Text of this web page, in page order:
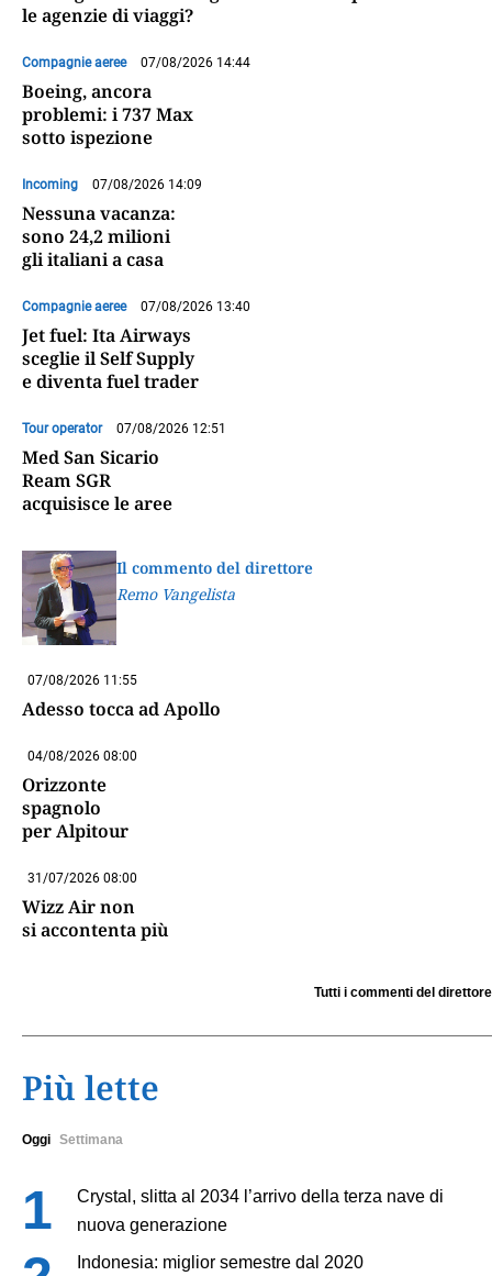
le agenzie di viaggi?
Compagnie aeree 07/08/2026 14:44
Boeing, ancora
problemi: i 737 Max
sotto ispezione
Incoming 07/08/2026 14:09
Nessuna vacanza:
sono 24,2 milioni
gli italiani a casa
Compagnie aeree 07/08/2026 13:40
Jet fuel: Ita Airways
sceglie il Self Supply
e diventa fuel trader
Tour operator 07/08/2026 12:51
Med San Sicario
Ream SGR
acquisisce le aree
Il commento del direttore
Remo Vangelista
07/08/2026 11:55
Adesso tocca ad Apollo
04/08/2026 08:00
Orizzonte
spagnolo
per Alpitour
31/07/2026 08:00
Wizz Air non
si accontenta più
Tutti i commenti del direttore
Più lette
Oggi Settimana
Crystal, slitta al 2034 l’arrivo della terza nave di
nuova generazione
Indonesia: miglior semestre dal 2020